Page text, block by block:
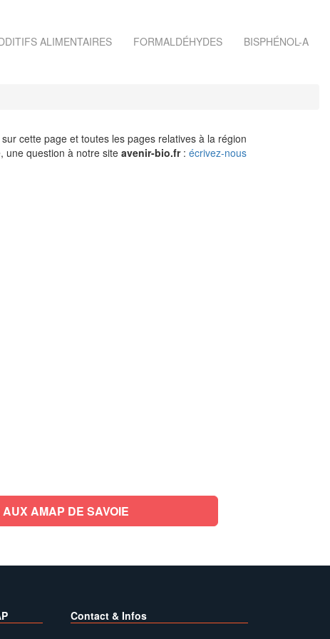
ALIMENTAIRES FORMALDÉHYDES BISPHÉNOL-A
cette page et toutes les pages relatives à la région
une question à notre siteavenir-bio.fr: écrivez-nous
AMAP DE SAVOIE
Contact & Infos